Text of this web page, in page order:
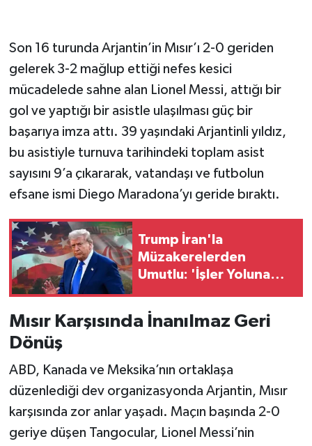
Son 16 turunda Arjantin’in Mısır’ı 2-0 geriden
gelerek 3-2 mağlup ettiği nefes kesici
mücadelede sahne alan Lionel Messi, attığı bir
gol ve yaptığı bir asistle ulaşılması güç bir
başarıya imza attı. 39 yaşındaki Arjantinli yıldız,
bu asistiyle turnuva tarihindeki toplam asist
sayısını 9’a çıkararak, vatandaşı ve futbolun
efsane ismi Diego Maradona’yı geride bıraktı.
Trump İran'la
Müzakerelerden
Umutlu: 'İşler Yoluna
Mısır Karşısında İnanılmaz Geri
Dönüş
ABD, Kanada ve Meksika’nın ortaklaşa
düzenlediği dev organizasyonda Arjantin, Mısır
karşısında zor anlar yaşadı. Maçın başında 2-0
geriye düşen Tangocular, Lionel Messi’nin